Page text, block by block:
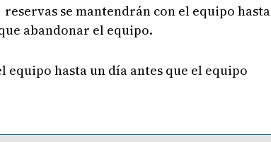
se mantendrán con el equipo hasta
abandonar el equipo.
equipo hasta un día antes que el equipo